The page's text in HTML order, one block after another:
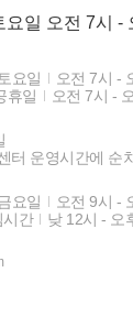
요일 오전 7시 -
요일
오전 7시 -
휴일
오전 7시 -
터 운영시간에 순
요일
오전 9시 -
시간
낮 12시 - 오